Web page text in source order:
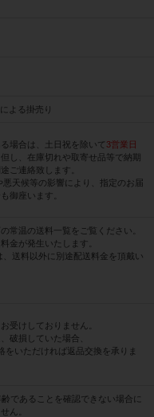
よる掛売り
場合は、土日祝を除いて 3営業日
し、在庫切れや取寄せ品等で納期
ご連絡致します。
天候等の影響により、指定のお届
御座います。
常温の送料一覧をご覧ください。
金が発生いたします。
送料以外に別途配送料金を頂戴い
受けしておりません。
破損していた場合、
をいただければ返品交換を承りま
であることを確認できない場合に
ん。